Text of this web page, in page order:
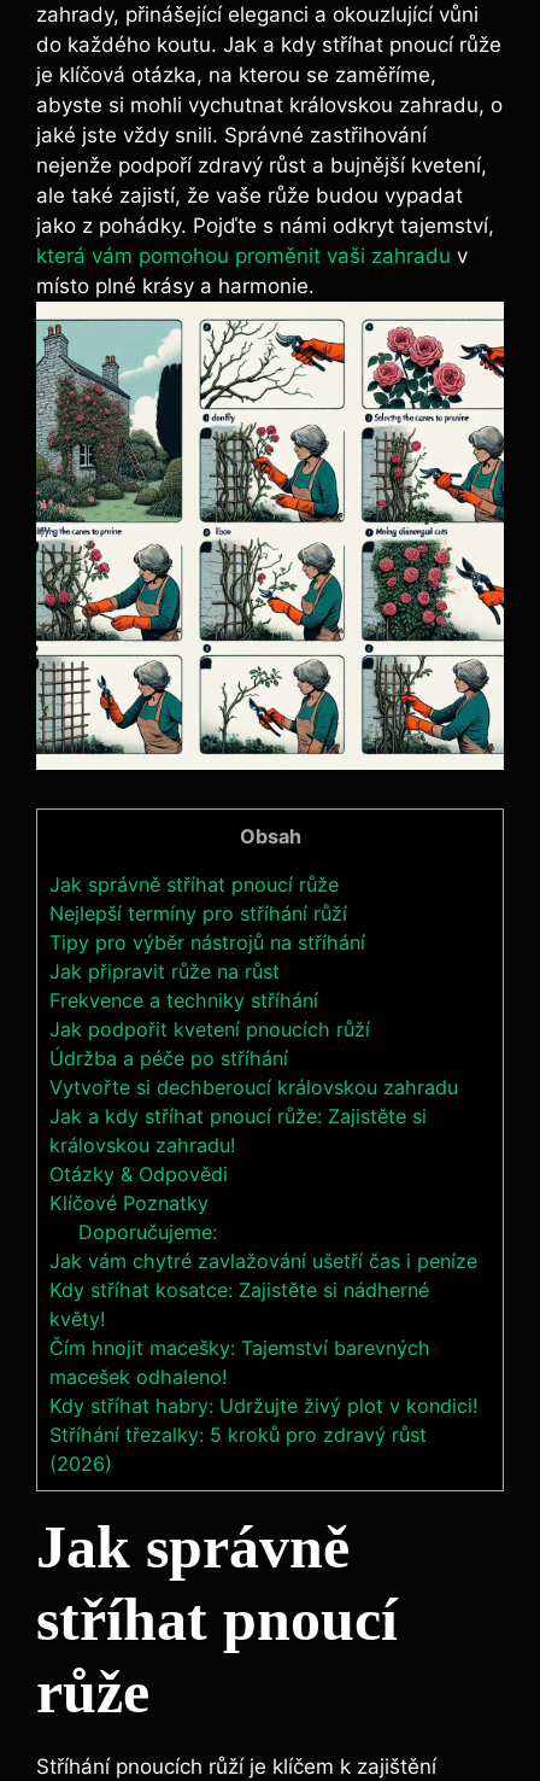
zahrady, ⁤přinášející‍ eleganci a okouzlující ⁣vůni
do každého koutu. Jak a kdy​ stříhat pnoucí růže
je klíčová otázka, na kterou se zaměříme,
abyste ​si⁣ mohli vychutnat královskou zahradu, o
jaké ⁤jste vždy ⁤snili. Správné ⁤zastřihování
‌nejenže podpoří zdravý‍ růst a bujnější kvetení,⁣
ale také zajistí, že vaše‌ růže budou vypadat
jako⁣ z⁢ pohádky. Pojďte s námi ⁤odkryt ‍tajemství,
která vám pomohou ‍proměnit vaši zahradu v
⁢místo plné krásy a harmonie.
Obsah
Jak správně stříhat ​pnoucí ‌růže
Nejlepší termíny pro stříhání růží
Tipy pro výběr ‍nástrojů na stříhání
Jak připravit růže na růst
Frekvence a‌ techniky stříhání
Jak podpořit kvetení pnoucích růží
Údržba a⁣ péče po stříhání
Vytvořte si dechberoucí ⁤královskou zahradu
Jak a kdy stříhat⁤ pnoucí růže: Zajistěte si
královskou zahradu!
Otázky & Odpovědi
Klíčové ⁤Poznatky
Doporučujeme:
Jak vám chytré zavlažování ušetří čas i peníze
Kdy stříhat kosatce: Zajistěte si nádherné
květy!
Čím hnojit macešky: Tajemství barevných
macešek odhaleno!
Kdy stříhat habry: Udržujte živý plot v kondici!
Stříhání třezalky: 5 kroků pro zdravý růst
(2026)
Jak správně
stříhat ​pnoucí
‌růže
Stříhání​ pnoucích ⁤růží je klíčem k zajištění